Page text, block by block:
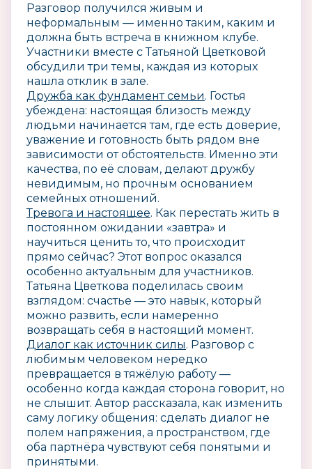
Разговор получился живым и
неформальным — именно таким, каким и
должна быть встреча в книжном клубе.
Участники вместе с Татьяной Цветковой
обсудили три темы, каждая из которых
нашла отклик в зале.
Дружба как фундамент семьи. Гостья
убеждена: настоящая близость между
людьми начинается там, где есть доверие,
уважение и готовность быть рядом вне
зависимости от обстоятельств. Именно эти
качества, по её словам, делают дружбу
невидимым, но прочным основанием
семейных отношений.
Тревога и настоящее. Как перестать жить в
постоянном ожидании «завтра» и
научиться ценить то, что происходит
прямо сейчас? Этот вопрос оказался
особенно актуальным для участников.
Татьяна Цветкова поделилась своим
взглядом: счастье — это навык, который
можно развить, если намеренно
возвращать себя в настоящий момент.
Диалог как источник силы. Разговор с
любимым человеком нередко
превращается в тяжёлую работу —
особенно когда каждая сторона говорит, но
не слышит. Автор рассказала, как изменить
саму логику общения: сделать диалог не
полем напряжения, а пространством, где
оба партнёра чувствуют себя понятыми и
принятыми.